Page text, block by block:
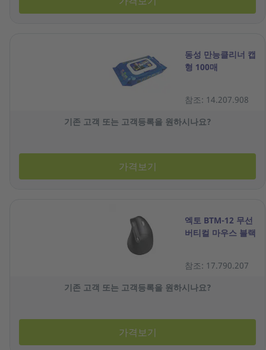
동성 만능클리너 캡
형 100매
참조: 14.207.908
기존 고객 또는 고객등록을 원하시나요?
가격보기
엑토 BTM-12 무선
버티컬 마우스 블랙
참조: 17.790.207
기존 고객 또는 고객등록을 원하시나요?
가격보기